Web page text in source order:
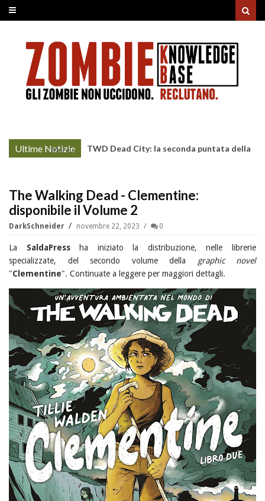
Ultime Notizie
More »
TWD Dead City: la seconda puntata della
The Walking Dead - Clementine:
disponibile il Volume 2
DarkSchneider novembre 22, 2023 0
La SaldaPressha iniziato la distribuzione, nelle librerie
specializzate, del secondo volume della graphic novel
"Clementine". Continuate a leggere per maggiori dettagli.